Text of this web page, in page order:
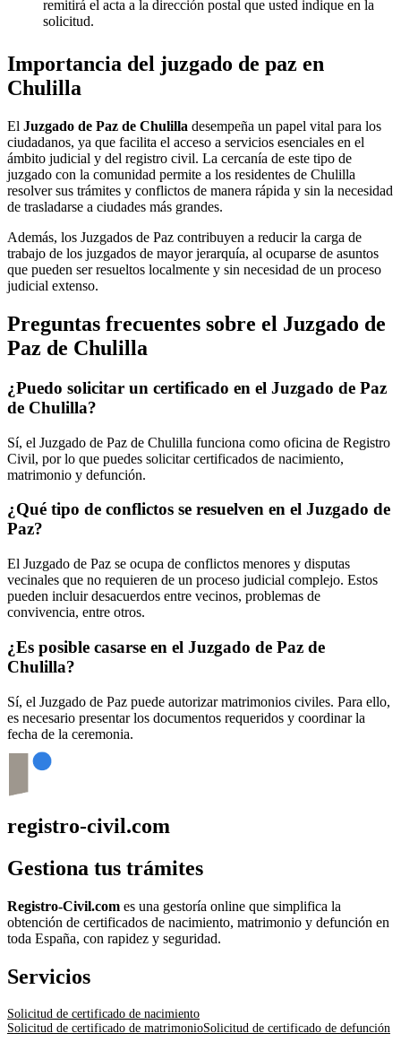
remitirá el acta a la dirección postal que usted indique en la
solicitud.
Importancia del juzgado de paz en
Chulilla
El Juzgado de Paz de Chulilla desempeña un papel vital para los
ciudadanos, ya que facilita el acceso a servicios esenciales en el
ámbito judicial y del registro civil. La cercanía de este tipo de
juzgado con la comunidad permite a los residentes de Chulilla
resolver sus trámites y conflictos de manera rápida y sin la necesidad
de trasladarse a ciudades más grandes.
Además, los Juzgados de Paz contribuyen a reducir la carga de
trabajo de los juzgados de mayor jerarquía, al ocuparse de asuntos
que pueden ser resueltos localmente y sin necesidad de un proceso
judicial extenso.
Preguntas frecuentes sobre el Juzgado de
Paz de Chulilla
¿Puedo solicitar un certificado en el Juzgado de Paz
de Chulilla?
Sí, el Juzgado de Paz de Chulilla funciona como oficina de Registro
Civil, por lo que puedes solicitar certificados de nacimiento,
matrimonio y defunción.
¿Qué tipo de conflictos se resuelven en el Juzgado de
Paz?
El Juzgado de Paz se ocupa de conflictos menores y disputas
vecinales que no requieren de un proceso judicial complejo. Estos
pueden incluir desacuerdos entre vecinos, problemas de
convivencia, entre otros.
¿Es posible casarse en el Juzgado de Paz de
Chulilla?
Sí, el Juzgado de Paz puede autorizar matrimonios civiles. Para ello,
es necesario presentar los documentos requeridos y coordinar la
fecha de la ceremonia.
registro-civil.com
Gestiona tus trámites
Registro-Civil.com es una gestoría online que simplifica la
obtención de certificados de nacimiento, matrimonio y defunción en
toda España, con rapidez y seguridad.
Servicios
Solicitud de certificado de nacimiento
Solicitud de certificado de matrimonioSolicitud de certificado de defunción